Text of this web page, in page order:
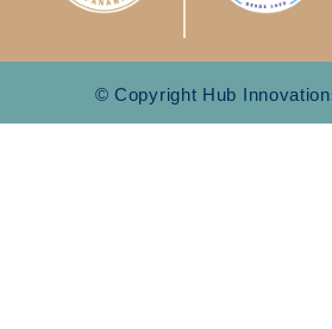
© Copyright Hub